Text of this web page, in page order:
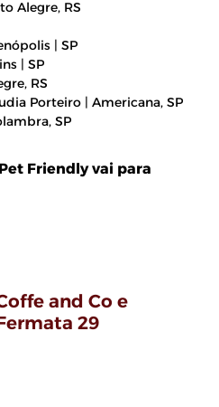
Alegre, RS
| SP
| SP
RS
Porteiro | Americana, SP
SP
Friendly vai para
and Co e
29